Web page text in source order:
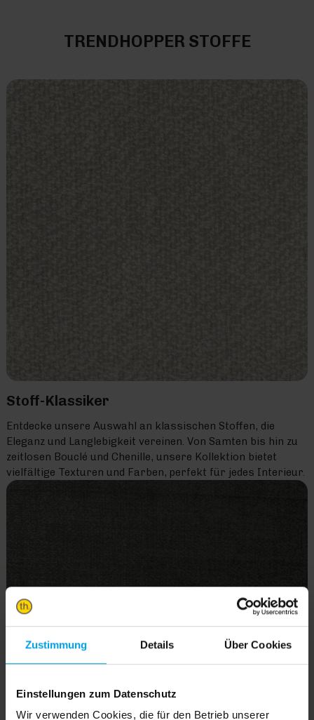
Zustimmung Details Über Cookies
Einstellungen zum Datenschutz
Wir verwenden Cookies, die für den Betrieb unserer
TRENDHOPPER STOFFE
Stoff-Klassiker
Entdecke unsere Auswahl an klassischen Stoffen, die
Eleganz und Langlebigkeit vereinen. Von Samten bis hin zu
zeitlosen Bouclé und Chenille, unsere Kollektion bietet
vielfältige Texturen und Farben, perfekt für jedes Interieur.